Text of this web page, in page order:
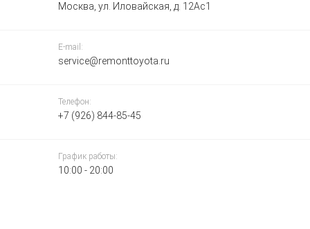
Москва, ул. Иловайская, д. 12Ас1
E-mail:
service@remonttoyota.ru
Телефон:
+7 (926) 844-85-45
График работы:
10:00 - 20:00